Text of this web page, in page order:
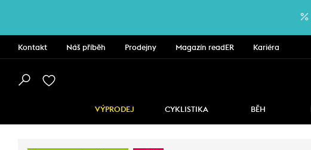
Kontakt Náš příběh Prodejny Magazín readER Kariéra
VÝPRODEJ CYKLISTIKA BĚH